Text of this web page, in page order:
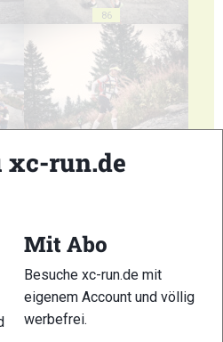
86
90
run.de
Mit Abo
Besuche xc-run.de mit
eigenem Account und völlig
werbefrei.